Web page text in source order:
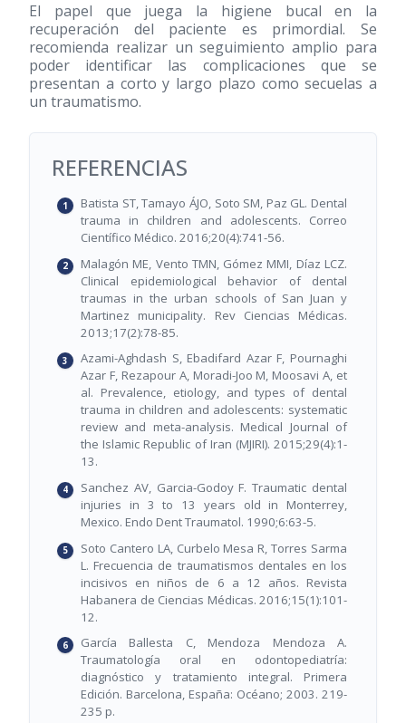
El papel que juega la higiene bucal en la
recuperación del paciente es primordial. Se
recomienda realizar un seguimiento amplio para
poder identificar las complicaciones que se
presentan a corto y largo plazo como secuelas a
un traumatismo.
REFERENCIAS
Batista ST, Tamayo ÁJO, Soto SM, Paz GL. Dental
trauma in children and adolescents. Correo
Científico Médico. 2016;20(4):741-56.
Malagón ME, Vento TMN, Gómez MMI, Díaz LCZ.
Clinical epidemiological behavior of dental
traumas in the urban schools of San Juan y
Martinez municipality. Rev Ciencias Médicas.
2013;17(2):78-85.
Azami-Aghdash S, Ebadifard Azar F, Pournaghi
Azar F, Rezapour A, Moradi-Joo M, Moosavi A, et
al. Prevalence, etiology, and types of dental
trauma in children and adolescents: systematic
review and meta-analysis. Medical Journal of
the Islamic Republic of Iran (MJIRI). 2015;29(4):1-
13.
Sanchez AV, Garcia-Godoy F. Traumatic dental
injuries in 3 to 13 years old in Monterrey,
Mexico. Endo Dent Traumatol. 1990;6:63-5.
Soto Cantero LA, Curbelo Mesa R, Torres Sarma
L. Frecuencia de traumatismos dentales en los
incisivos en niños de 6 a 12 años. Revista
Habanera de Ciencias Médicas. 2016;15(1):101-
12.
García Ballesta C, Mendoza Mendoza A.
Traumatología oral en odontopediatría:
diagnóstico y tratamiento integral. Primera
Edición. Barcelona, España: Océano; 2003. 219-
235 p.